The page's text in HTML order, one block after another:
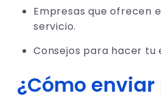
Empresas que ofrecen
servicio.
Consejos para hacer tu
¿Cómo